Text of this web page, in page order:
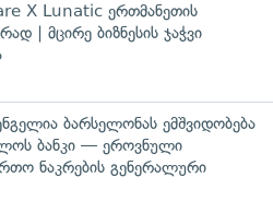
X Lunatic ერთმანეთის
| მცირე ბიზნესის ჯაჭვი
ბარსელონას ემშვიდობება
ბანკი — ეროვნული
ნაკრების გენერალური